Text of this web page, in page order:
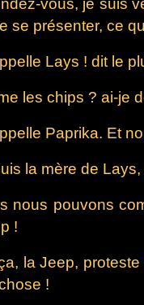
vous, je suis
se présenter, ce
Lays ! dit le
les chips ? ai-je
Paprika. Et
la mère de
nous pouvons
!
la Jeep,
!